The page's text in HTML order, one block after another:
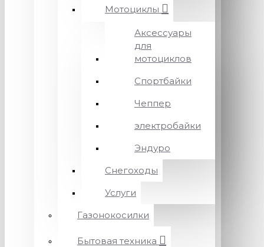
Мотоциклы
Аксессуары
для
мотоциклов
Спортбайки
Чеппер
электробайки
Эндуро
Снегоходы
Услуги
Газонокосилки
Бытовая техника